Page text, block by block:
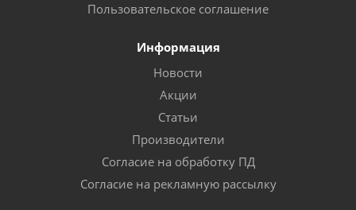
Пользовательское соглашение
Информация
Новости
Акции
Статьи
Производители
Согласие на обработку ПД
Согласие на рекламную рассылку